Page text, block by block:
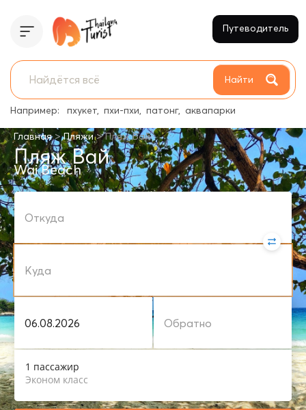
Найти
Например: пхукет пхи-пхи патонг аквапарки
Путеводитель
Главная>Пляжи>Пляж Вай
Пляж Вай
Wai Beach
1 пассажир
Эконом класс